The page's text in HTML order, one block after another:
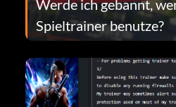
Werde ich gebannt,
Spieltrainer benutze?